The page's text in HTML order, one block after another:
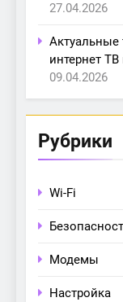
27.04.2026
Актуальные
интернет
09.04.2026
Рубрики
Wi-Fi
Модемы
Настройка